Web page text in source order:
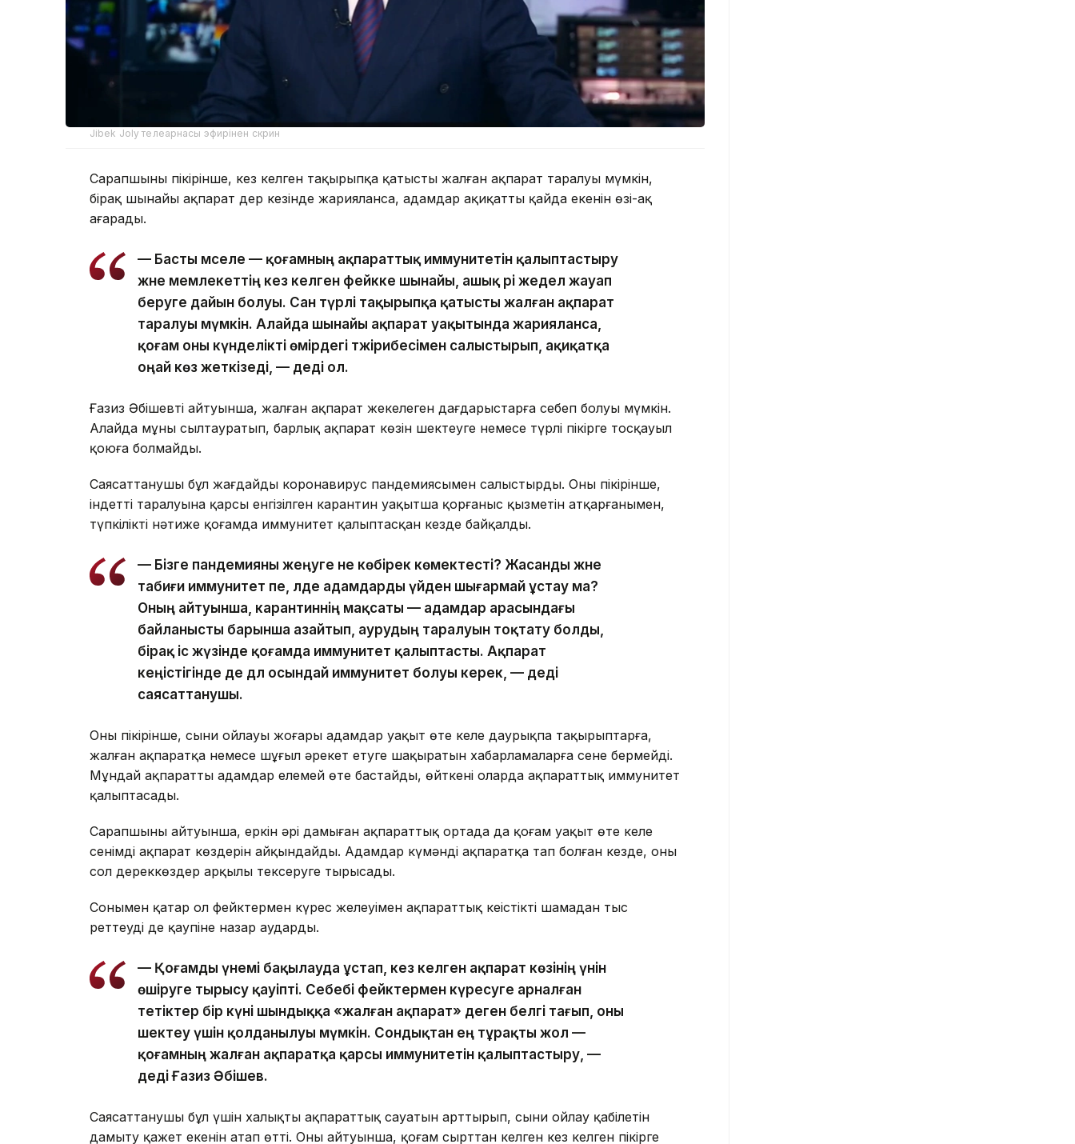
Jibek Joly телеарнасы эфирінен скрин
Сарапшының пікірінше, кез келген тақырыпқа қатысты жалған ақпарат таралуы мүмкін,
бірақ шынайы ақпарат дер кезінде жарияланса, адамдар ақиқаттың қайда екенін өзі-ақ
аңғарады.
— Басты мәселе — қоғамның ақпараттық иммунитетін қалыптастыру
және мемлекеттің кез келген фейкке шынайы, ашық әрі жедел жауап
беруге дайын болуы. Сан түрлі тақырыпқа қатысты жалған ақпарат
таралуы мүмкін. Алайда шынайы ақпарат уақытында жарияланса,
қоғам оны күнделікті өмірдегі тәжірибесімен салыстырып, ақиқатқа
оңай көз жеткізеді, — деді ол.
Ғазиз Әбішевтің айтуынша, жалған ақпарат жекелеген дағдарыстарға себеп болуы мүмкін.
Алайда мұны сылтауратып, барлық ақпарат көзін шектеуге немесе түрлі пікірге тосқауыл
қоюға болмайды.
Саясаттанушы бұл жағдайды коронавирус пандемиясымен салыстырды. Оның пікірінше,
індеттің таралуына қарсы енгізілген карантин уақытша қорғаныс қызметін атқарғанымен,
түпкілікті нәтиже қоғамда иммунитет қалыптасқан кезде байқалды.
— Бізге пандемияны жеңуге не көбірек көмектесті? Жасанды және
табиғи иммунитет пе, әлде адамдарды үйден шығармай ұстау ма?
Оның айтуынша, карантиннің мақсаты — адамдар арасындағы
байланысты барынша азайтып, аурудың таралуын тоқтату болды,
бірақ іс жүзінде қоғамда иммунитет қалыптасты. Ақпарат
кеңістігінде де дәл осындай иммунитет болуы керек, — деді
саясаттанушы.
Оның пікірінше, сыни ойлауы жоғары адамдар уақыт өте келе даурықпа тақырыптарға,
жалған ақпаратқа немесе шұғыл әрекет етуге шақыратын хабарламаларға сене бермейді.
Мұндай ақпаратты адамдар елемей өте бастайды, өйткені оларда ақпараттық иммунитет
қалыптасады.
Сарапшының айтуынша, еркін әрі дамыған ақпараттық ортада да қоғам уақыт өте келе
сенімді ақпарат көздерін айқындайды. Адамдар күмәнді ақпаратқа тап болған кезде, оны
сол дереккөздер арқылы тексеруге тырысады.
Сонымен қатар ол фейктермен күрес желеуімен ақпараттық кеңістікті шамадан тыс
реттеудің де қаупіне назар аударды.
— Қоғамды үнемі бақылауда ұстап, кез келген ақпарат көзінің үнін
өшіруге тырысу қауіпті. Себебі фейктермен күресуге арналған
тетіктер бір күні шындыққа «жалған ақпарат» деген белгі тағып, оны
шектеу үшін қолданылуы мүмкін. Сондықтан ең тұрақты жол —
қоғамның жалған ақпаратқа қарсы иммунитетін қалыптастыру, —
деді Ғазиз Әбішев.
Саясаттанушы бұл үшін халықтың ақпараттық сауатын арттырып, сыни ойлау қабілетін
дамыту қажет екенін атап өтті. Оның айтуынша, қоғам сырттан келген кез келген пікірге